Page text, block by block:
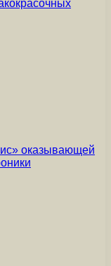
оказывающей